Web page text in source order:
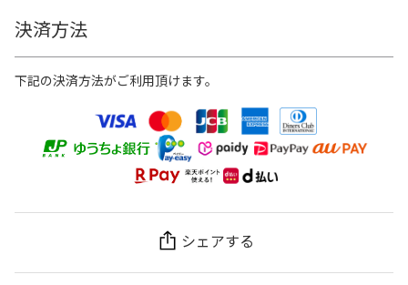
決済方法
下記の決済方法がご利用頂けます。
シェアする